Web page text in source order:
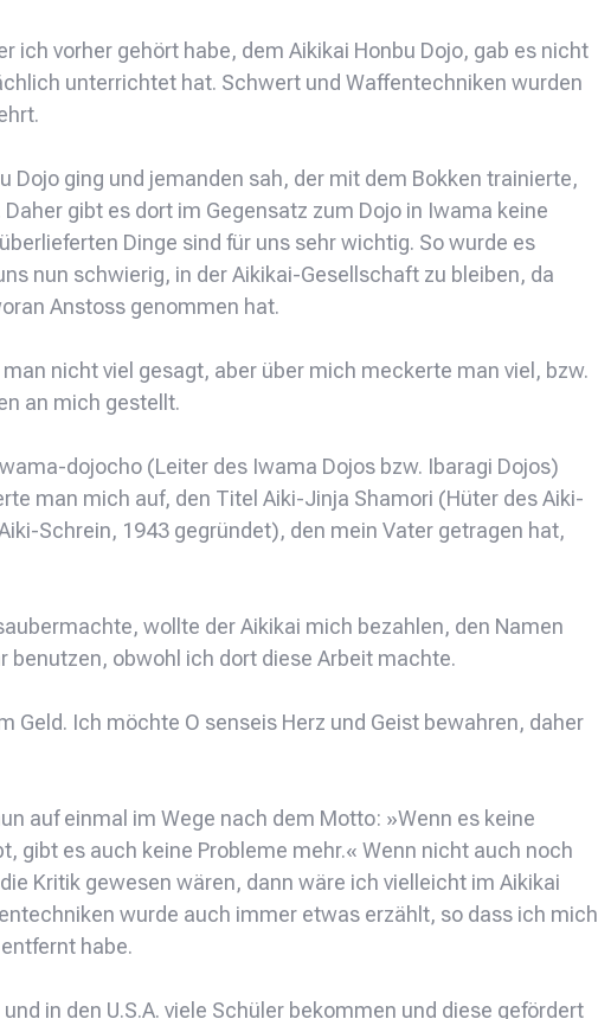
ich vorher gehört habe, dem Aikikai Honbu Dojo, gab es nicht
unterrichtet hat. Schwert und Waffentechniken wurden
Dojo ging und jemanden sah, der mit dem Bokken trainierte,
gibt es dort im Gegensatz zum Dojo in Iwama keine
Dinge sind für uns sehr wichtig. So wurde es
nun schwierig, in der Aikikai-Gesellschaft zu bleiben, da
Anstoss genommen hat.
nicht viel gesagt, aber über mich meckerte man viel, bzw.
an mich gestellt.
dojocho (Leiter des Iwama Dojos bzw. Ibaragi Dojos)
man mich auf, den Titel Aiki-Jinja Shamori (Hüter des Aiki-
Schrein, 1943 gegründet), den mein Vater getragen hat,
wollte der Aikikai mich bezahlen, den Namen
benutzen, obwohl ich dort diese Arbeit machte.
Geld. Ich möchte O senseis Herz und Geist bewahren, daher
auf einmal im Wege nach dem Motto: »Wenn es keine
gibt es auch keine Probleme mehr.« Wenn nicht auch noch
Kritik gewesen wären, dann wäre ich vielleicht im Aikikai
wurde auch immer etwas erzählt, so dass ich mich
habe.
in den U.S.A. viele Schüler bekommen und diese gefördert